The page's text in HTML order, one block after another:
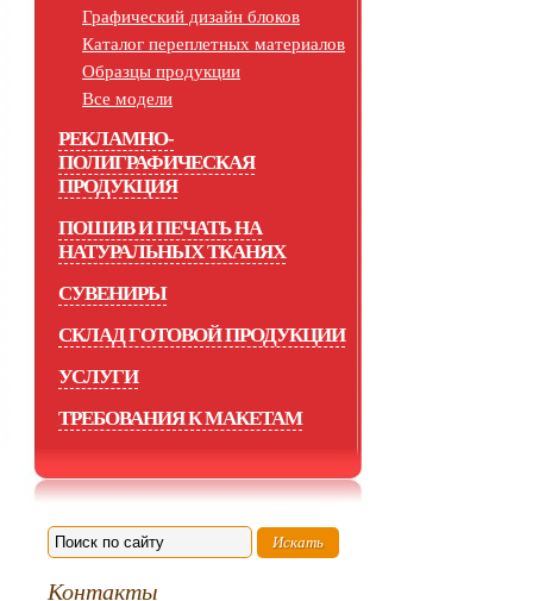
Графический дизайн блоков
Каталог переплетных материалов
Образцы продукции
Все модели
РЕКЛАМНО-
ПОЛИГРАФИЧЕСКАЯ
ПРОДУКЦИЯ
ПОШИВ И ПЕЧАТЬ НА
НАТУРАЛЬНЫХ ТКАНЯХ
СУВЕНИРЫ
СКЛАД ГОТОВОЙ ПРОДУКЦИИ
УСЛУГИ
ТРЕБОВАНИЯ К МАКЕТАМ
Контакты